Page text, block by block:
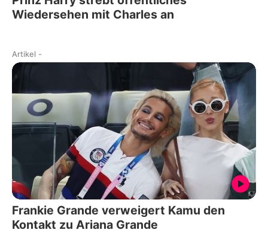
Wiedersehen mit Charles an
Artikel -
Frankie Grande verweigert Kamu den
Kontakt zu Ariana Grande